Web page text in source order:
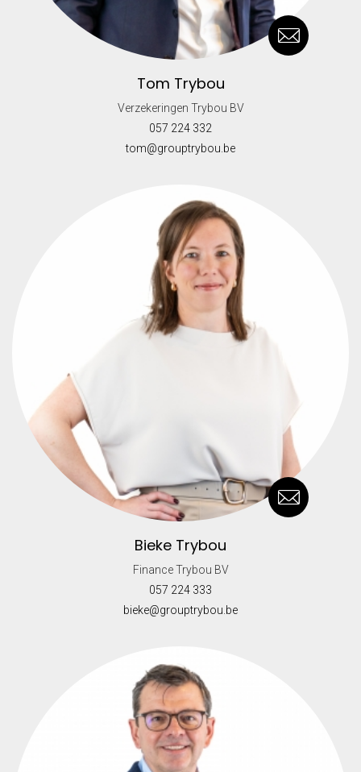
Tom Trybou
Verzekeringen Trybou BV
057 224 332
tom@grouptrybou.be
Bieke Trybou
Finance Trybou BV
057 224 333
bieke@grouptrybou.be